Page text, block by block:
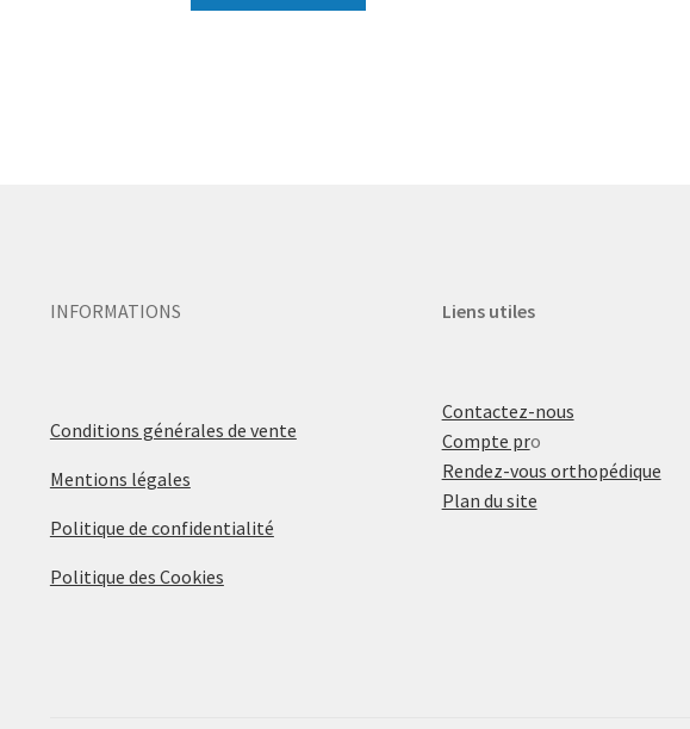
INFORMATIONS
Conditions générales de vente
Mentions légales
Politique de confidentialité
Politique des Cookies
Liens utiles
Contactez-nous
Compte pro
Rendez-vous orthopédique
Plan du site